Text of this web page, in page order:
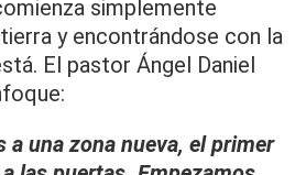
simplemente
y encontrándose con la
El pastor Ángel Daniel
a una zona nueva, el primer